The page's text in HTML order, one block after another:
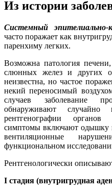
Из истории
Системный эпителиально-
часто поражает как
паренхиму легких.
Возможна патология
слюнных желез и других
неизвестна, но частое
некий переносимый
случаев заболевание
обнаруживают
рентгенографии
симптомы включают одышку
вентиляционные
функциональном
Рентгенологически
I стадия (внутригрудная